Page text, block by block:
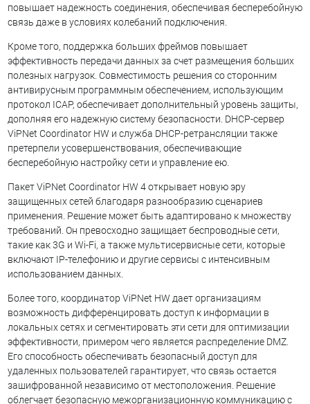
повышает надежность соединения, обеспечивая бесперебойную
связь даже в условиях колебаний подключения.
Кроме того, поддержка больших фреймов повышает
эффективность передачи данных за счет размещения больших
полезных нагрузок. Совместимость решения со сторонним
антивирусным программным обеспечением, использующим
протокол ICAP, обеспечивает дополнительный уровень защиты,
дополняя его надежную систему безопасности. DHCP-сервер
ViPNet Coordinator HW и служба DHCP-ретрансляции также
претерпели усовершенствования, обеспечивающие
бесперебойную настройку сети и управление ею.
Пакет ViPNet Coordinator HW 4 открывает новую эру
защищенных сетей благодаря разнообразию сценариев
применения. Решение может быть адаптировано к множеству
требований. Он превосходно защищает беспроводные сети,
такие как 3G и Wi-Fi, а также мультисервисные сети, которые
включают IP-телефонию и другие сервисы с интенсивным
использованием данных.
Более того, координатор ViPNet HW дает организациям
возможность дифференцировать доступ к информации в
локальных сетях и сегментировать эти сети для оптимизации
эффективности, примером чего является распределение DMZ.
Его способность обеспечивать безопасный доступ для
удаленных пользователей гарантирует, что связь остается
зашифрованной независимо от местоположения. Решение
облегчает безопасную межорганизационную коммуникацию с